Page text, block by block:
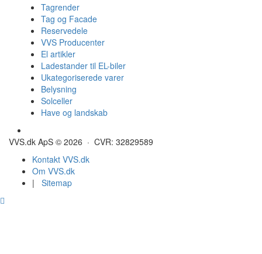
Tagrender
Tag og Facade
Reservedele
VVS Producenter
El artikler
Ladestander til EL-biler
Ukategoriserede varer
Belysning
Solceller
Have og landskab
VVS.dk ApS © 2026 · CVR: 32829589
Kontakt VVS.dk
Om VVS.dk
| Sitemap